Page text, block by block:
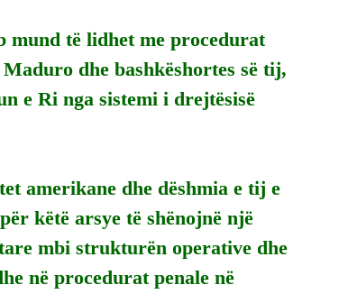
mund të lidhet me procedurat
dhe bashkëshortes së tij,
e Ri nga sistemi i drejtësisë
amerikane dhe dëshmia e tij e
këtë arsye të shënojnë një
mbi strukturën operative dhe
në procedurat penale në